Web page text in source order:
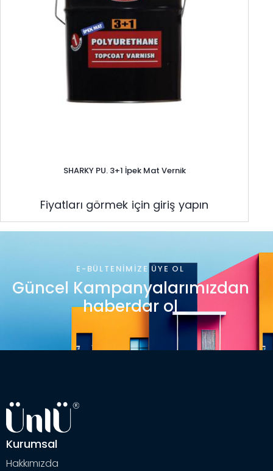
SHARKY PU. 3+1 İpek Mat Vernik
Fiyatları görmek için giriş yapın
E-BÜLTENIMIZE ÜYE OL
Güncel Kampanyalarımızdan
haberdar ol
Kurumsal
Hakkımızda